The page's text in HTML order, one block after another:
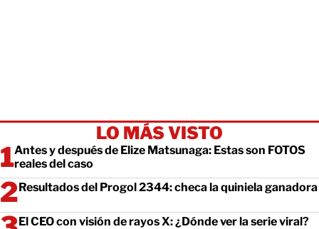
LO MÁS VISTO
Antes y después de Elize Matsunaga: Estas son FOTOS
reales del caso
Resultados del Progol 2344: checa la quiniela ganadora
El CEO con visión de rayos X: ¿Dónde ver la serie viral?